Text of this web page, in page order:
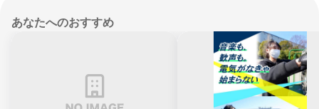
あなたへのおすすめ